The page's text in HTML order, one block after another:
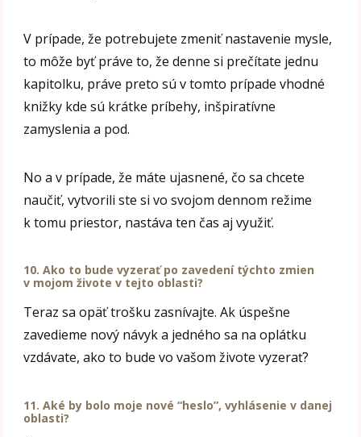
V prípade, že potrebujete zmeniť nastavenie mysle,
to môže byť práve to, že denne si prečítate jednu
kapitolku, práve preto sú v tomto prípade vhodné
knižky kde sú krátke príbehy, inšpiratívne
zamyslenia a pod.
No a v prípade, že máte ujasnené, čo sa chcete
naučiť, vytvorili ste si vo svojom dennom režime
k tomu priestor, nastáva ten čas aj využiť.
10. Ako to bude vyzerať po zavedení týchto zmien
v mojom živote v tejto oblasti?
Teraz sa opäť trošku zasnívajte. Ak úspešne
zavedieme nový návyk a jedného sa na oplátku
vzdávate, ako to bude vo vašom živote vyzerať?
11. Aké by bolo moje nové “heslo”, vyhlásenie v danej
oblasti?